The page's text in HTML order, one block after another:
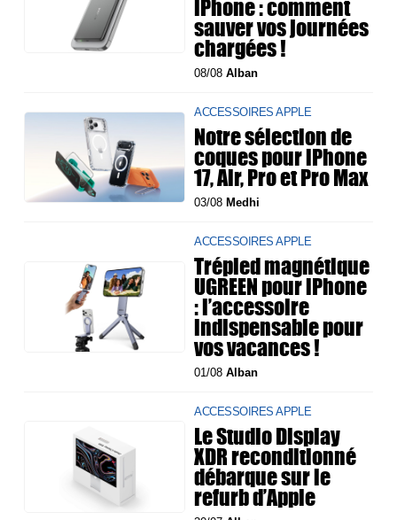
iPhone : comment
sauver vos journées
chargées !
08/08Alban
ACCESSOIRES APPLE
Notre sélection de
coques pour iPhone
17, Air, Pro et Pro Max
03/08 Medhi
ACCESSOIRES APPLE
Trépied magnétique
UGREEN pour iPhone
: l’accessoire
indispensable pour
vos vacances !
01/08Alban
ACCESSOIRES APPLE
Le Studio Display
XDR reconditionné
débarque sur le
refurb d’Apple